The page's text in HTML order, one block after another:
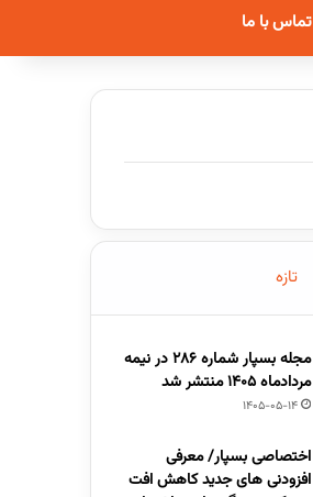
تماس با ما
تازه
مجله بسپار شماره 286 در نیمه
مردادماه 1405 منتشر شد
1405-05-14
اختصاصی بسپار/ معرفی
افزودنی های جدید کاهش افت